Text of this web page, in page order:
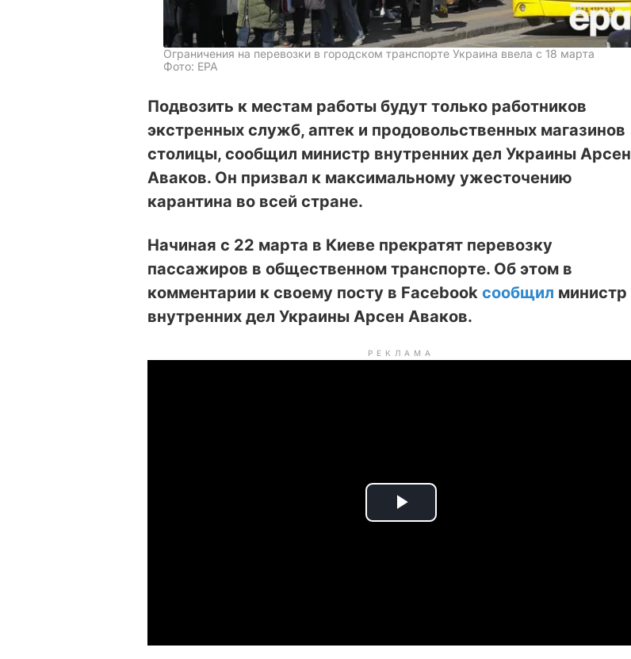
Ограничения на перевозки в городском транспорте Украина ввела с 18 марта
Фото: ЕРА
Подвозить к местам работы будут только работников
экстренных служб, аптек и продовольственных магазинов
столицы, сообщил министр внутренних дел Украины Арсен
Аваков. Он призвал к максимальному ужесточению
карантина во всей стране.
Начиная с 22 марта в Киеве прекратят перевозку
пассажиров в общественном транспорте. Об этом в
комментарии к своему посту в Facebook сообщил министр
внутренних дел Украины Арсен Аваков.
РЕКЛАМА
P